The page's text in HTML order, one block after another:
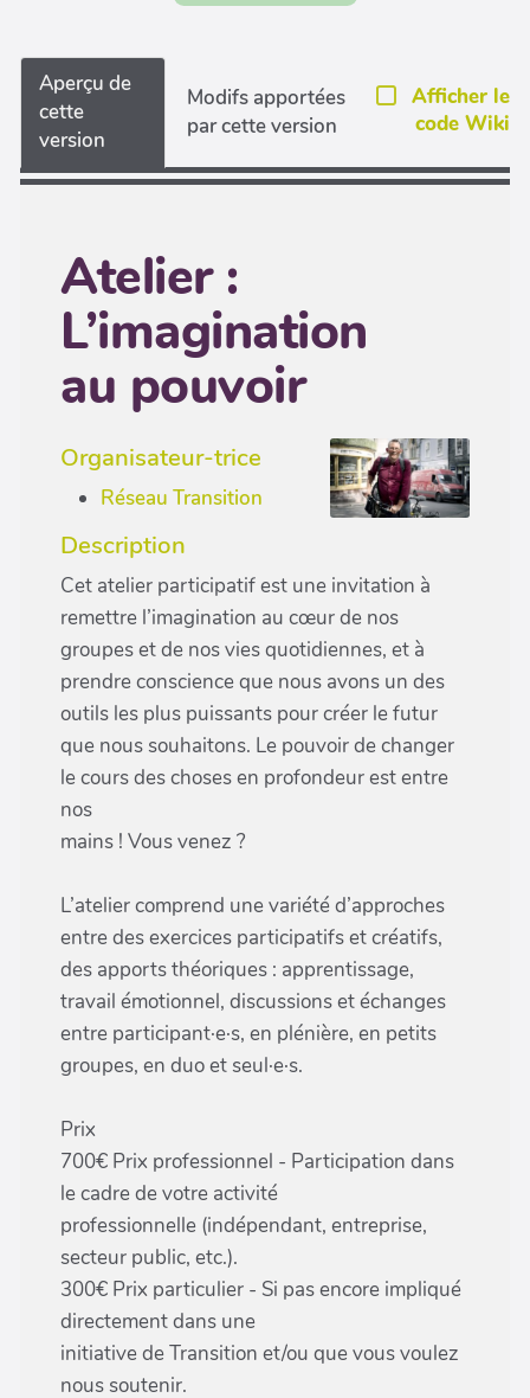
Aperçu de
cette
version
Modifs apportées
par cette version
Afficher le
code Wiki
Atelier :
L’imagination
au pouvoir
Organisateur-trice
Réseau Transition
Description
Cet atelier participatif est une invitation à
remettre l’imagination au cœur de nos
groupes et de nos vies quotidiennes, et à
prendre conscience que nous avons un des
outils les plus puissants pour créer le futur
que nous souhaitons. Le pouvoir de changer
le cours des choses en profondeur est entre
nos
mains ! Vous venez ?
L’atelier comprend une variété d’approches
entre des exercices participatifs et créatifs,
des apports théoriques : apprentissage,
travail émotionnel, discussions et échanges
entre participant·e·s, en plénière, en petits
groupes, en duo et seul·e·s.
Prix
700€ Prix professionnel - Participation dans
le cadre de votre activité
professionnelle (indépendant, entreprise,
secteur public, etc.).
300€ Prix particulier - Si pas encore impliqué
directement dans une
initiative de Transition et/ou que vous voulez
nous soutenir.